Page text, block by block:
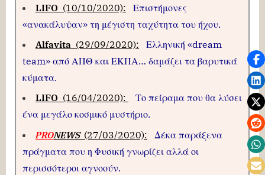
LIFO (10/10/2020):
Επιστήμονες
«ανακάλυψαν» τη μέγιστη ταχύτητα του ήχου.
Alfavita (29/09/2020): Ελληνική «dream
team» από ΑΠΘ και ΕΚΠΑ… δαμάζει τα βαρυτικά
κύματα.
LIFO (16/04/2020):
Το πείραμα που θα λύσει
ένα μεγάλο κοσμικό μυστήριο.
PRONEWS (27/03/2020):
Δέκα παράξενα
πράγματα που η Φυσική γνωρίζει αλλά οι
περισσότεροι αγνοούν.